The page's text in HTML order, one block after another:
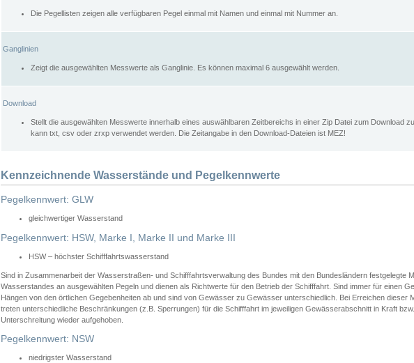
Die Pegellisten zeigen alle verfügbaren Pegel einmal mit Namen und einmal mit Nummer an.
Ganglinien
Zeigt die ausgewählten Messwerte als Ganglinie. Es können maximal 6 ausgewählt werden.
Download
Stellt die ausgewählten Messwerte innerhalb eines auswählbaren Zeitbereichs in einer Zip Datei zum Download
kann txt, csv oder zrxp verwendet werden. Die Zeitangabe in den Download-Dateien ist MEZ!
Kennzeichnende Wasserstände und Pegelkennwerte
Pegelkennwert: GLW
gleichwertiger Wasserstand
Pegelkennwert: HSW, Marke I, Marke II und Marke III
HSW – höchster Schifffahrtswasserstand
Sind in Zusammenarbeit der Wasserstraßen- und Schifffahrtsverwaltung des Bundes mit den Bundesländern festgelegte
Wasserstandes an ausgewählten Pegeln und dienen als Richtwerte für den Betrieb der Schifffahrt. Sind immer für einen
Hängen von den örtlichen Gegebenheiten ab und sind von Gewässer zu Gewässer unterschiedlich. Bei Erreichen dieser
treten unterschiedliche Beschränkungen (z.B. Sperrungen) für die Schifffahrt im jeweiligen Gewässerabschnitt in Kraft
Unterschreitung wieder aufgehoben.
Pegelkennwert: NSW
niedrigster Wasserstand